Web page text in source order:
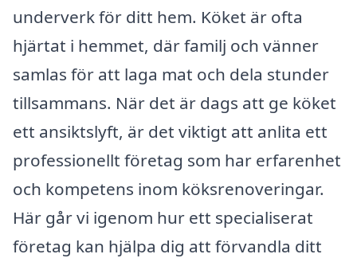
underverk för ditt hem. Köket är ofta
hjärtat i hemmet, där familj och vänner
samlas för att laga mat och dela stunder
tillsammans. När det är dags att ge köket
ett ansiktslyft, är det viktigt att anlita ett
professionellt företag som har erfarenhet
och kompetens inom köksrenoveringar.
Här går vi igenom hur ett specialiserat
företag kan hjälpa dig att förvandla ditt